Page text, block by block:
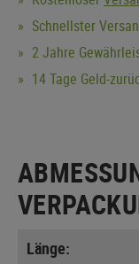
Schnellster
2 Jahre
14 Tage Geld-
Länge: